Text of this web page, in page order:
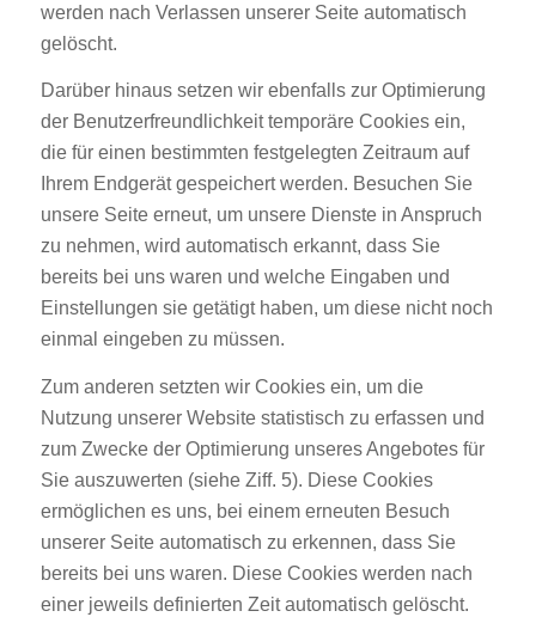
werden nach Verlassen unserer Seite automatisch
gelöscht.
Darüber hinaus setzen wir ebenfalls zur Optimierung
der Benutzerfreundlichkeit temporäre Cookies ein,
die für einen bestimmten festgelegten Zeitraum auf
Ihrem Endgerät gespeichert werden. Besuchen Sie
unsere Seite erneut, um unsere Dienste in Anspruch
zu nehmen, wird automatisch erkannt, dass Sie
bereits bei uns waren und welche Eingaben und
Einstellungen sie getätigt haben, um diese nicht noch
einmal eingeben zu müssen.
Zum anderen setzten wir Cookies ein, um die
Nutzung unserer Website statistisch zu erfassen und
zum Zwecke der Optimierung unseres Angebotes für
Sie auszuwerten (siehe Ziff. 5). Diese Cookies
ermöglichen es uns, bei einem erneuten Besuch
unserer Seite automatisch zu erkennen, dass Sie
bereits bei uns waren. Diese Cookies werden nach
einer jeweils definierten Zeit automatisch gelöscht.